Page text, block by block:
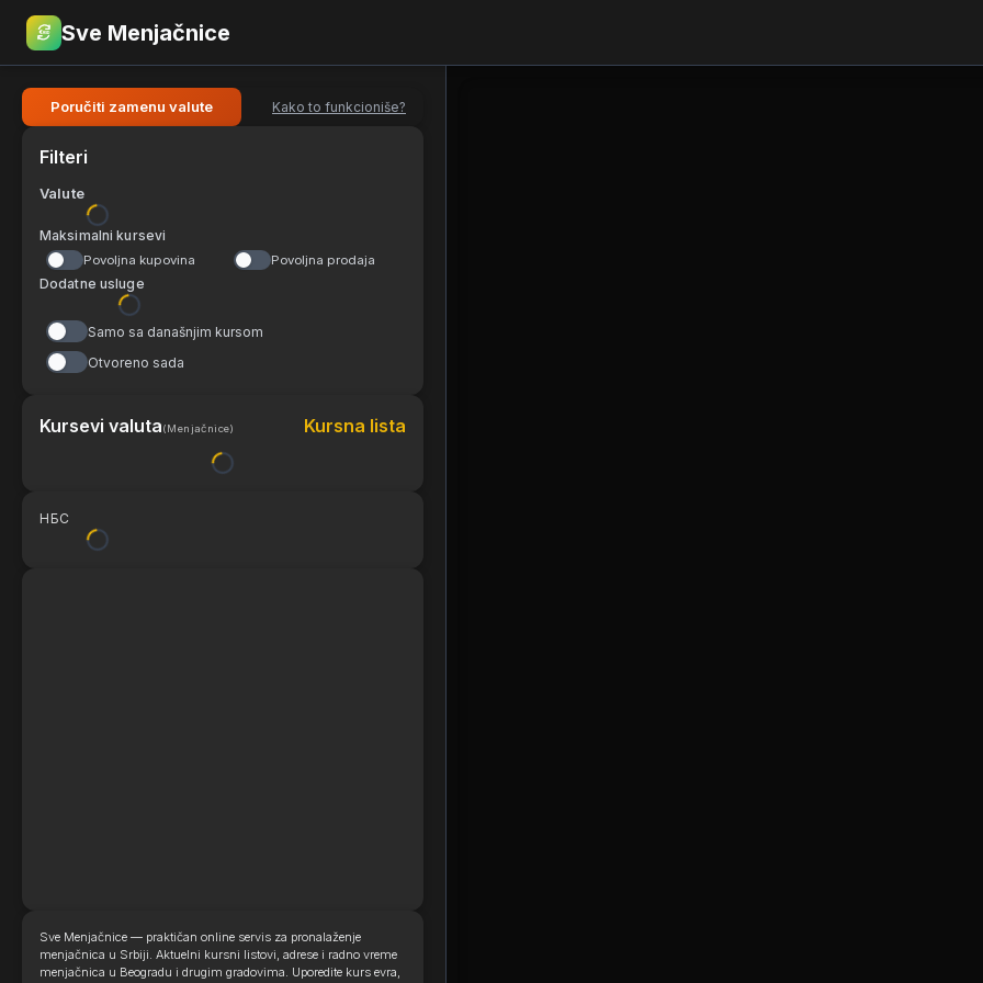
€RSD Sve Menjačnice
Poručiti zamenu valute Kako to funkcioniše?
Filteri
Valute
Maksimalni kursevi
Povoljna kupovina Povoljna prodaja
Dodatne usluge
Samo sa današnjim kursom
Otvoreno sada
Kursevi valuta(Menjačnice) Kursna lista
НБС
Sve Menjačnice — praktičan online servis za pronalaženje
menjačnica u Srbiji. Aktuelni kursni listovi, adrese i radno vreme
menjačnica u Beogradu i drugim gradovima. Uporedite kurs evra,